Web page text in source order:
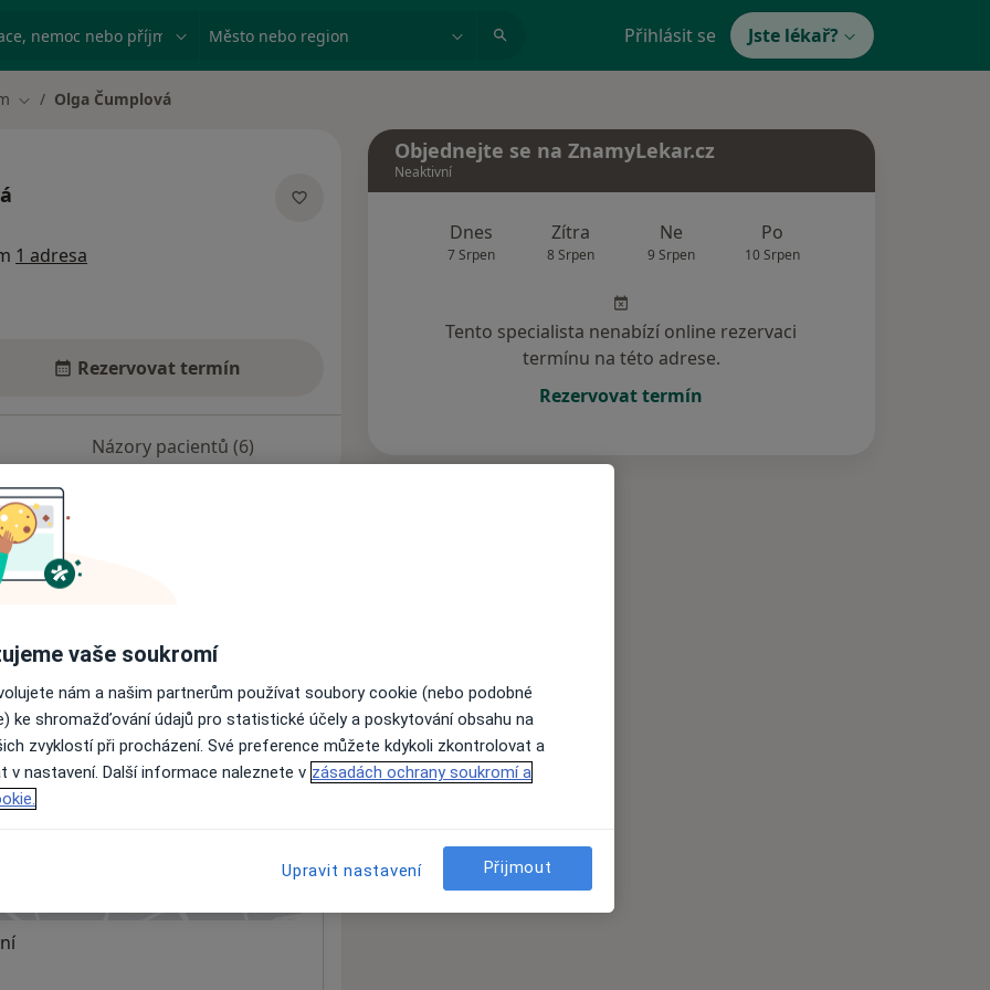
nemoc nebo příjmení Město nebo region Přihlásit se Jste lékař?
Změna města
Olga Čumplová
1 adresa
Rezervovat termín
Názory pacientů (6)
nejsou k dispozici
informace o svých službách.
Objednejte se na ZnamyLekar.cz
Neaktivní
Dnes
7 Srpen
Zítra
8 Srpen
Ne
9 Srpen
Po
10 Srpen
Tento specialista nenabízí online rezervaci
termínu na této adrese.
Rezervovat termín
vaše soukromí
nám a našim partnerům používat soubory cookie (nebo podobné
ke shromažďování údajů pro statistické účely a poskytování obsahu na
zvyklostí při procházení. Své preference můžete kdykoli zkontrolovat a
v nastavení. Další informace naleznete v zásadách ochrany soukromí a
Upravit nastavení Přijmout